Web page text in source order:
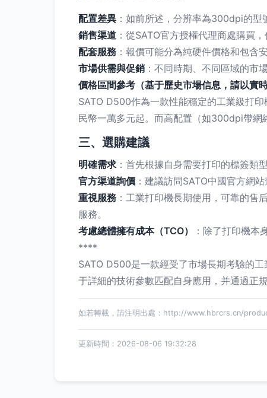
配置差異 ：如前所述，分辨率為300dpi的型號
銷售渠道 ：從SATO官方授權代理商處購買，
配套服務 ：報價可能分為純硬件價格和包含安裝
市場供需與促銷 ：不同時期、不同區域的市
價格區間參考（基于歷史市場信息，請以實
SATO D500作為一款性能穩定的工業級打
民幣一萬多元起。而高配置（如300dpi帶網
三、選購建議
明確需求 ：首先根據自身需要打印的標簽類型
官方渠道詢價 ：建議訪問SATO中國官方網站
重視服務 ：工業打印機長期使用，可靠的售
服務。
考慮總體擁有成本（TCO）
：除了打印機本
****
SATO D500是一款經受了市場長期考驗的工業
于詳細的技術參數匹配自身應用，并通過正規
如若轉載，請注明出處：http://www.hbrcrs.cn/
更新時間：2026-08-06 19:32:28